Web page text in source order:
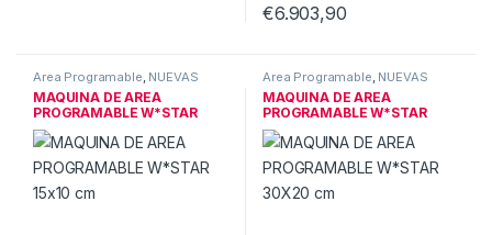
€6.903,90
Area Programable, NUEVAS
TECNOLOGIAS
MAQUINA DE AREA
PROGRAMABLE W*STAR
15×10 cm
Area Programable, NUEVAS
TECNOLOGIAS
MAQUINA DE AREA
PROGRAMABLE W*STAR
30X20 cm